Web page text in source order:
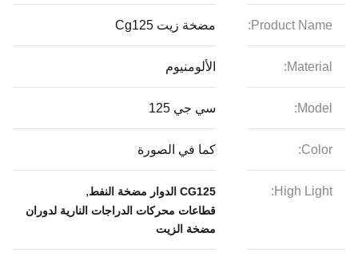
Product Name: مضخة زيت Cg125
Material: الألومنيوم
Model: سي جي 125
Color: كما في الصورة
High Light: CG125 الدوار مضخة النفط ,
قطاعات محركات الدراجات النارية لدوران
مضخة الزيت